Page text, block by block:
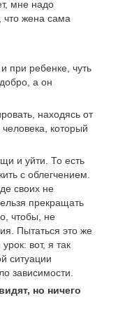
мне надо
что жена сама
при ребенке, чуть
а он
находясь от
который
и уйти. То есть
с облегчением.
своих не
прекращать
чтобы, не
Пытаться это же
вот, я так
ситуации
зависимости.
но ничего